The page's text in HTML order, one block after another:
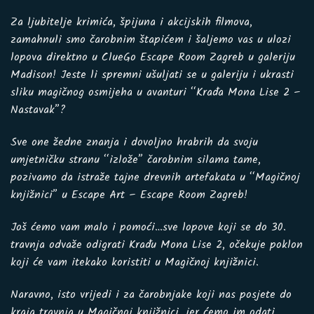
Za ljubitelje krimića, špijuna i akcijskih filmova,
zamahnuli smo čarobnim štapićem i šaljemo vas u ulozi
lopova direktno u ClueGo Escape Room Zagreb u galeriju
Madison! Jeste li spremni ušuljati se u galeriju i ukrasti
sliku magičnog osmijeha u avanturi “Krađa Mona Lise 2 –
Nastavak”?
Sve one žedne znanja i dovoljno hrabrih da svoju
umjetničku stranu “izlože” čarobnim silama tame,
pozivamo da istraže tajne drevnih artefakata u “Magičnoj
knjižnici” u Escape Art – Escape Room Zagreb!
Još ćemo vam malo i pomoći…sve lopove koji se do 30.
travnja odvaže odigrati Krađu Mona Lise 2, očekuje poklon
koji će vam itekako koristiti u Magičnoj knjižnici.
Naravno, isto vrijedi i za čarobnjake koji nas posjete do